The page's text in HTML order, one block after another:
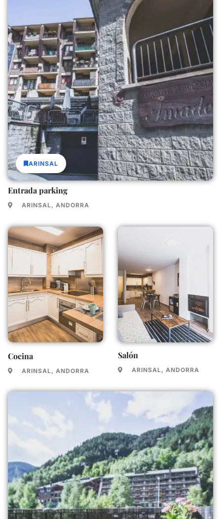
ARINSAL
Entrada parking
ARINSAL, ANDORRA
Cocina
ARINSAL, ANDORRA
Salón
ARINSAL, ANDORRA